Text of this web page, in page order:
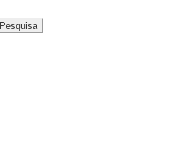
Pesquisa